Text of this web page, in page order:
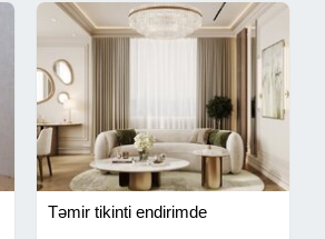
Təmir tikinti endirimde